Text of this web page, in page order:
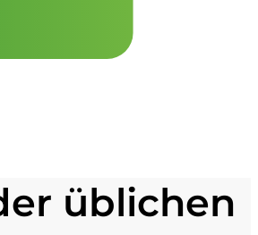
üblichen